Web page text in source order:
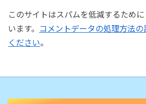
このサイトはスパムを低減するため
います。 コメントデータの処理方法
ください。